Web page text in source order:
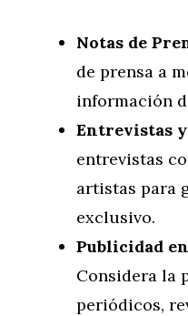
Notas de
de prensa a
información
Entrevistas
entrevistas
artistas para
exclusivo.
Publicidad
Considera la
periódicos,